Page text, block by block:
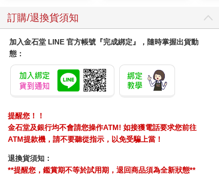
訂購/退換貨須知
加入金石堂 LINE 官方帳號『完成綁定』，隨時掌握出貨動
態：
提醒您！！
金石堂及銀行均不會請您操作ATM! 如接獲電話要求您前往
ATM提款機，請不要聽從指示，以免受騙上當！
退換貨須知：
**提醒您，鑑賞期不等於試用期，退回商品須為全新狀態**